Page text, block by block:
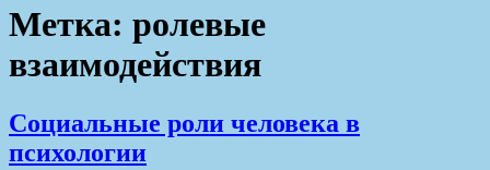
Метка: ролевые
взаимодействия
Социальные роли человека в
психологии